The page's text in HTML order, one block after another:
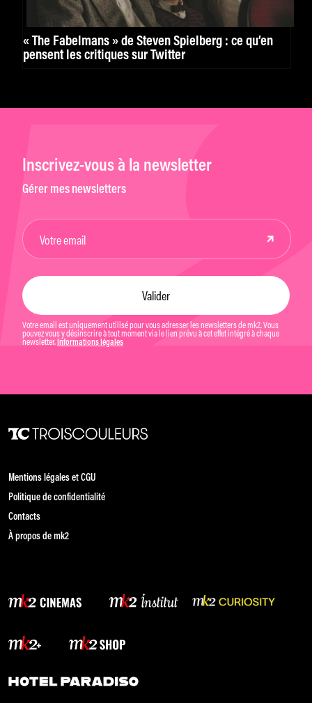
« The Fabelmans » de Steven Spielberg : ce qu’en
pensent les critiques sur Twitter
Inscrivez-vous à la newsletter
Gérer mes newsletters
Votre email est uniquement utilisé pour vous adresser les newsletters de mk2. Vous
pouvez vous y désinscrire à tout moment via le lien prévu à cet effet intégré à chaque
newsletter. Informations légales
Mentions légales et CGU
Politique de confidentialité
Contacts
À propos de mk2